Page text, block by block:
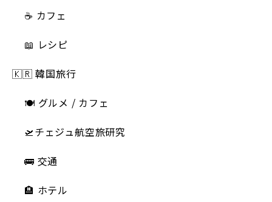
☕️ カフェ
📖 レシピ
🇰🇷 韓国旅行
🍽 グルメ / カフェ
🛫チェジュ航空旅研究
🚌 交通
🏨 ホテル